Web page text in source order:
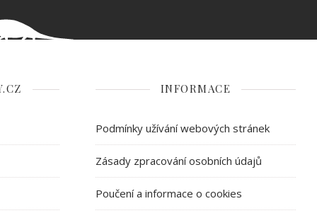
INFORMACE
Podmínky užívání webových stránek
Zásady zpracování osobních údajů
Poučení a informace o cookies